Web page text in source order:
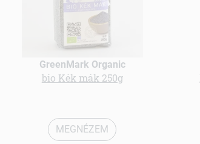
GreenMark Organic
bio Kék mák 250g
MEGNÉZEM